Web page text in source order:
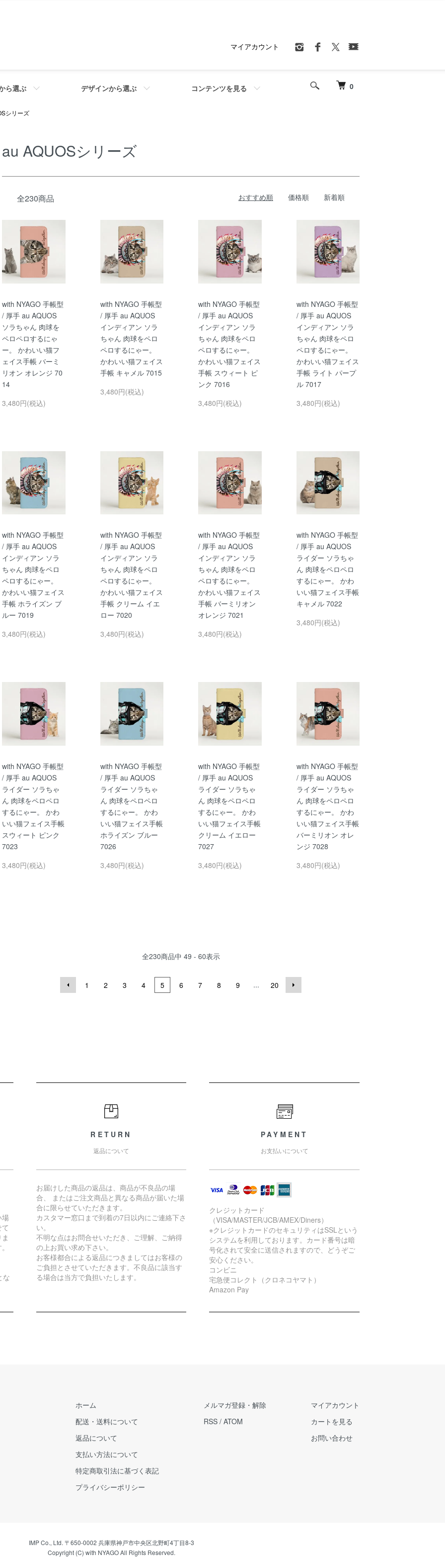
0
ら選ぶ デザインから選ぶ コンテンツを見る
マイアカウント
シリーズ
au AQUOSシリーズ
全230商品 おすすめ順 価格順 新着順
with NYAGO 手帳型
/ 厚手 au AQUOS
ソラちゃん 肉球を
ペロペロするにゃ
ー。 かわいい猫フ
ェイス手帳 バーミ
リオン オレンジ 70
14
3,480円(税込)
with NYAGO 手帳型
/ 厚手 au AQUOS
インディアン ソラ
ちゃん 肉球をペロ
ペロするにゃー。
かわいい猫フェイス
手帳 キャメル 7015
3,480円(税込)
with NYAGO 手帳型
/ 厚手 au AQUOS
インディアン ソラ
ちゃん 肉球をペロ
ペロするにゃー。
かわいい猫フェイス
手帳 スウィート ピ
ンク 7016
3,480円(税込)
with NYAGO 手帳型
/ 厚手 au AQUOS
インディアン ソラ
ちゃん 肉球をペロ
ペロするにゃー。
かわいい猫フェイス
手帳 ライト パープ
ル 7017
3,480円(税込)
with NYAGO 手帳型
/ 厚手 au AQUOS
インディアン ソラ
ちゃん 肉球をペロ
ペロするにゃー。
かわいい猫フェイス
手帳 ホライズン ブ
ルー 7019
3,480円(税込)
with NYAGO 手帳型
/ 厚手 au AQUOS
インディアン ソラ
ちゃん 肉球をペロ
ペロするにゃー。
かわいい猫フェイス
手帳 クリーム イエ
ロー 7020
3,480円(税込)
with NYAGO 手帳型
/ 厚手 au AQUOS
インディアン ソラ
ちゃん 肉球をペロ
ペロするにゃー。
かわいい猫フェイス
手帳 バーミリオン
オレンジ 7021
3,480円(税込)
with NYAGO 手帳型
/ 厚手 au AQUOS
ライダー ソラちゃ
ん 肉球をペロペロ
するにゃー。 かわ
いい猫フェイス手帳
キャメル 7022
3,480円(税込)
with NYAGO 手帳型
/ 厚手 au AQUOS
ライダー ソラちゃ
ん 肉球をペロペロ
するにゃー。 かわ
いい猫フェイス手帳
スウィート ピンク
7023
3,480円(税込)
with NYAGO 手帳型
/ 厚手 au AQUOS
ライダー ソラちゃ
ん 肉球をペロペロ
するにゃー。 かわ
いい猫フェイス手帳
ホライズン ブルー
7026
3,480円(税込)
with NYAGO 手帳型
/ 厚手 au AQUOS
ライダー ソラちゃ
ん 肉球をペロペロ
するにゃー。 かわ
いい猫フェイス手帳
クリーム イエロー
7027
3,480円(税込)
with NYAGO 手帳型
/ 厚手 au AQUOS
ライダー ソラちゃ
ん 肉球をペロペロ
するにゃー。 かわ
いい猫フェイス手帳
バーミリオン オレ
ンジ 7028
3,480円(税込)
全230商品中 49 - 60表示
1 2 3 4 5 6 7 8 9 ... 20
場
な
RETURN
返品について
お届けした商品の返品は、商品が不良品の場
合、 またはご注文商品と異なる商品が届いた場
合に限らせていただきます。
カスタマー窓口まで到着の7日以内にご連絡下さ
い。
不明な点はお問合せいただき、ご理解、ご納得
の上お買い求め下さい。
お客様都合による返品につきましてはお客様の
ご負担とさせていただきます。不良品に該当す
る場合は当方で負担いたします。
PAYMENT
お支払いについて
クレジットカード
（VISA/MASTER/JCB/AMEX/Diners）
※クレジットカードのセキュリティはSSLという
システムを利用しております。カード番号は暗
号化されて安全に送信されますので、どうぞご
安心ください。
コンビニ
宅急便コレクト（クロネコヤマト）
Amazon Pay
ホーム
配送・送料について
返品について
支払い方法について
特定商取引法に基づく表記
プライバシーポリシー
メルマガ登録・解除
RSS / ATOM
マイアカウント
カートを見る
お問い合わせ
IMP Co., Ltd. 〒650-0002 兵庫県神戸市中央区北野町4丁目8-3
Copyright (C) with NYAGO All Rights Reserved.